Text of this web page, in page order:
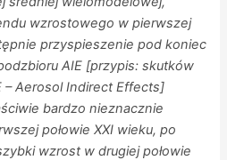
wzrostowego w pierwszej
przyspieszenie pod koniec
AIE [przypis: skutków
– Aerosol Indirect Effects]
bardzo nieznacznie
połowie XXI wieku, po
wzrost w drugiej połowie